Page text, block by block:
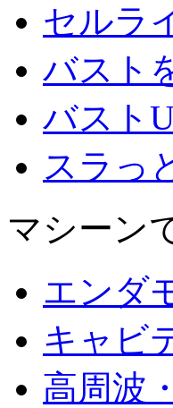
セルラ
バスト
バスト
スラっ
マシーン
エンダ
キャビ
高周波